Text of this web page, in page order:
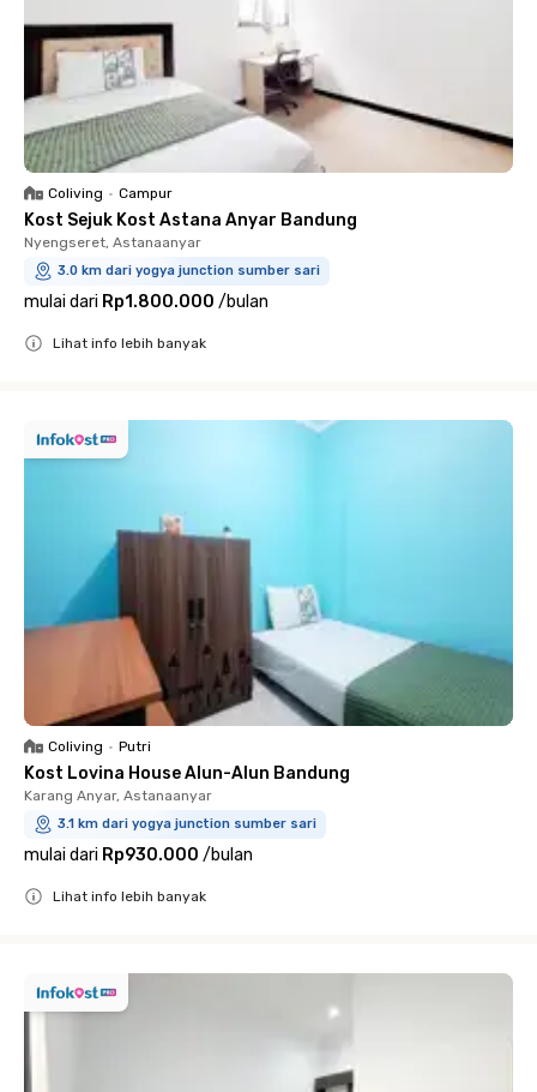
Coliving • Campur
Kost Sejuk Kost Astana Anyar Bandung
Nyengseret, Astanaanyar
3.0 km dari yogya junction sumber sari
mulai dari Rp1.800.000 /bulan
Lihat info lebih banyak
Coliving • Putri
Kost Lovina House Alun-Alun Bandung
Karang Anyar, Astanaanyar
3.1 km dari yogya junction sumber sari
mulai dari Rp930.000 /bulan
Lihat info lebih banyak